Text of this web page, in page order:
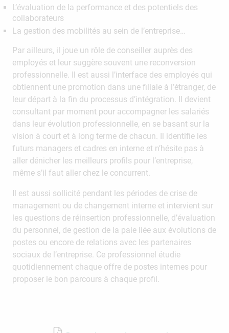
L’évaluation de la performance et des potentiels des
collaborateurs
La gestion des mobilités au sein de l’entreprise…
Par ailleurs, il joue un rôle de conseiller auprès des
employés et leur suggère souvent une reconversion
professionnelle. Il est aussi l’interface des employés qui
obtiennent une promotion dans une filiale à l’étranger, de
leur départ à la fin du processus d’intégration. Il devient
consultant par moment pour accompagner les salariés
dans leur évolution professionnelle, en se basant sur la
vision à court et à long terme de chacun. Il identifie les
futurs managers et cadres en interne et n’hésite pas à
aller dénicher les meilleurs profils pour l’entreprise,
même s’il faut aller chez le concurrent.
Il est aussi sollicité pendant les périodes de crise de
management ou de changement interne et intervient sur
les questions de réinsertion professionnelle, d’évaluation
du personnel, de gestion de la paie liée aux évolutions de
postes ou encore de relations avec les partenaires
sociaux de l’entreprise. Ce professionnel étudie
quotidiennement chaque offre de postes internes pour
proposer le bon parcours à chaque profil.